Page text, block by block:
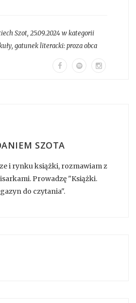
Szot, 25.09.2024 w kategorii
, gatunek literacki:proza obca
SZOTA
i rynku książki, rozmawiam z
Prowadzę "Książki.
do czytania".